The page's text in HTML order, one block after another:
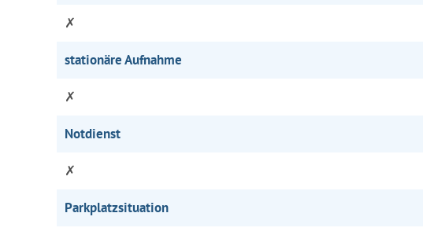
✗
stationäre Aufnahme
✗
Notdienst
✗
Parkplatzsituation